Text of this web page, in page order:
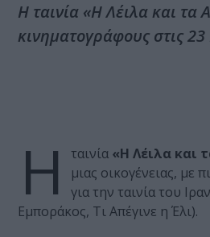
Η ταινία «Η Λέιλα και τα
κινηματογράφους στις
Η ταινία «Η Λέιλα και
μιας οικογένειας, με
για την ταινία του
Εμποράκος, Τι Απέγινε η Έλι).